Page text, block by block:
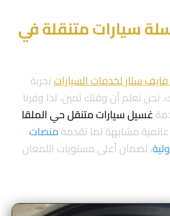
سيارات متنقلة في
ستار لخدمات السياراتتجربة
نحن نعلم أن وقتك ثمين، لذا وفرنا
غسيل سيارات متنقل حي الملقا
مشابهة لما تقدمهمنصات
، لضمان أعلى مستويات اللمعان